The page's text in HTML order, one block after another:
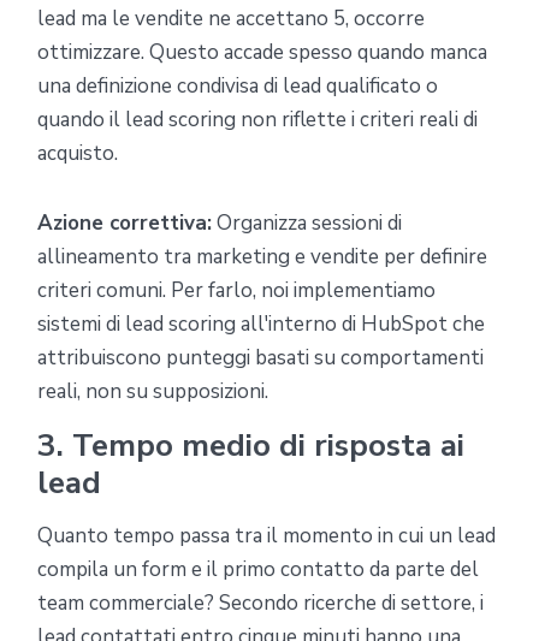
lead ma le vendite ne accettano 5, occorre
ottimizzare. Questo accade spesso quando manca
una definizione condivisa di lead qualificato o
quando il lead scoring non riflette i criteri reali di
acquisto.
Azione correttiva:Organizza sessioni di
allineamento tra marketing e vendite per definire
criteri comuni. Per farlo, noi implementiamo
sistemi di lead scoring all'interno di HubSpot che
attribuiscono punteggi basati su comportamenti
reali, non su supposizioni.
3. Tempo medio di risposta ai
lead
Quanto tempo passa tra il momento in cui un lead
compila un form e il primo contatto da parte del
team commerciale? Secondo ricerche di settore, i